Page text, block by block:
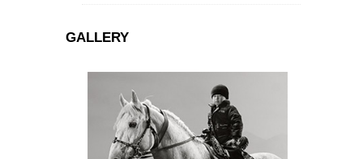
GALLERY